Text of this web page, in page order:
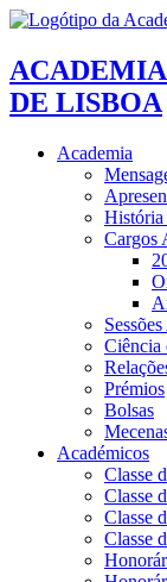
DE LISBOA
Academia
História
Cargos
Ciência
Prémios
Bolsas
Académicos
Classe
Classe
Classe
Classe